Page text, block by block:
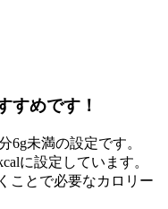
すめです！
6g未満の設定です。
に設定しています。
ことで必要なカロリー